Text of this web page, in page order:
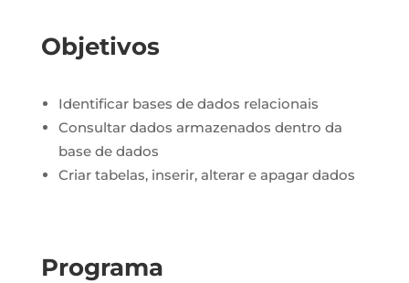
Objetivos
Identificar bases de dados relacionais
Consultar dados armazenados dentro da
base de dados
Criar tabelas, inserir, alterar e apagar dados
Programa